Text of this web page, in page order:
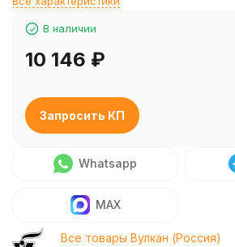
В наличии
10 146 ₽
Запросить КП
Whatsapp
MAX
Все товары Вулкан (Россия)